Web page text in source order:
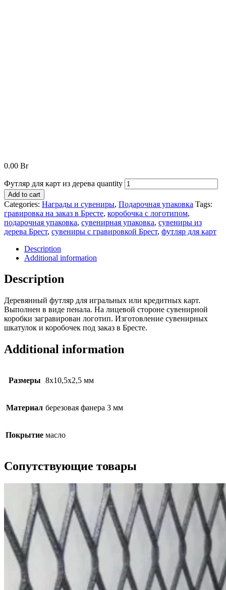
0.00 Br
Футляр для карт из дерева quantity
Add to cart
Categories: Награды и сувениры, Подарочная упаковка Tags:
гравировка на заказ в Бресте, коробочка с логотипом,
подарочная упаковка, сувенирная упаковка, сувениры из
дерева Брест, сувениры с гравировкой Брест, футляр для карт
Description
Additional information
Description
Деревянный футляр для игральных или кредитных карт.
Выполнен в виде пенала. На лицевой стороне сувенирной
коробки загравирован логотип. Изготовление сувенирных
шкатулок и коробочек под заказ в Бресте.
Additional information
Размеры 8х10,5х2,5 мм
Материал березовая фанера 3 мм
Покрытие масло
Сопутствующие товары